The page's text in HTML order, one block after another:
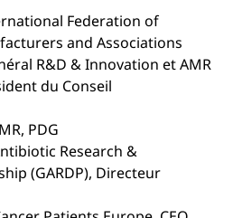
Federation of
and Associations
R&D & Innovation et AMR
du Conseil
PDG
Research &
(GARDP), Directeur